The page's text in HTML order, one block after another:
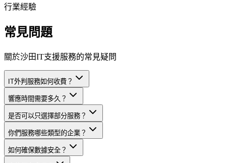
行業經驗
常見問題
關於沙田IT支援服務的常見疑問
IT外判服務如何收費？
響應時間需要多久？
是否可以只選擇部分服務？
你們服務哪些類型的企業？
如何確保數據安全？